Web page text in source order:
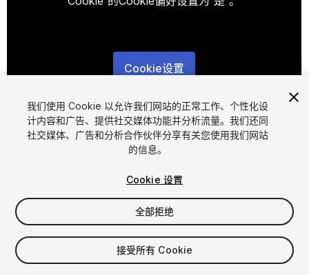
Cookie设置
1/11
$39.99
增值税将在结算时计算
我们使用 Cookie 以允许我们网站的正常工作、个性化设
计内容和广告、提供社交媒体功能并分析流量。我们还同
社交媒体、广告和分析合作伙伴分享有关您使用我们网站
的信息。
Cookie 设置
全部拒绝
接受所有 Cookie